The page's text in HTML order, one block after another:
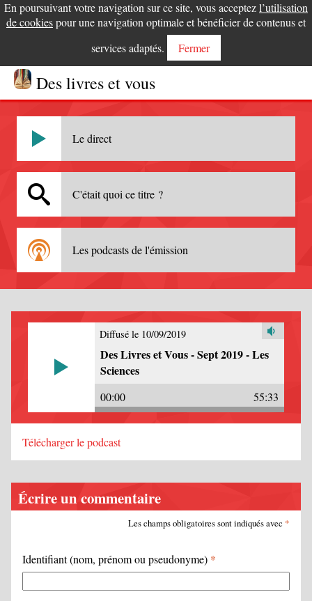
En poursuivant votre navigation sur ce site, vous acceptezl’utilisation
de cookiespour une navigation optimale et bénéficier de contenus et
services adaptés.
Fermer
Des livres et vous
Le direct
C'était quoi ce titre ?
Les podcasts de l'émission
Diffusé le 10/09/2019
Des Livres et Vous - Sept 2019 - Les
Sciences
00:00 55:33
Télécharger le podcast
Écrire un commentaire
Les champs obligatoires sont indiqués avec *
Identifiant (nom, prénom ou pseudonyme) *